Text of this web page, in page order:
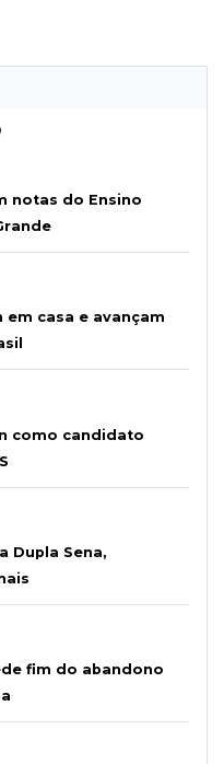
notas do Ensino
em casa e avançam
como candidato
Dupla Sena,
fim do abandono